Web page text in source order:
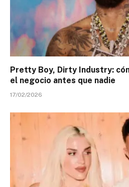
Pretty Boy, Dirty Industry:
el negocio antes que nadie
17/02/2026